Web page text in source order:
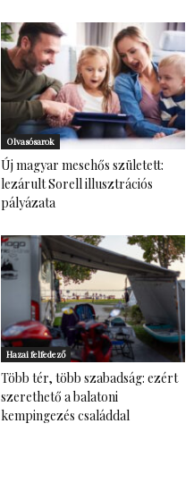
Olvasósarok
Új magyar mesehős született:
lezárult Sorell illusztrációs
pályázata
Hazai felfedező
Több tér, több szabadság: ezért
szerethető a balatoni
kempingezés családdal